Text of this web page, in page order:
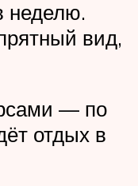
неделю.
вид,
— по
отдых в